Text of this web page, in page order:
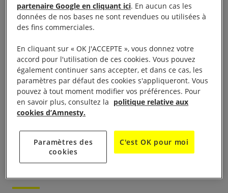
LA VIE DU GROUPE
Présentation
Fondé en 1987, notre groupe se compose de 8
membres demeurant à Meaux et dans les environs.
D’origines sociales et professionnelles diverses, nous
la défense des Droits Humains.
partenaire Google en cliquant ici. En aucun cas les
données de nos bases ne sont revendues ou utilisées à
des fins commerciales.
En cliquant sur « OK J'ACCEPTE », vous donnez votre
accord pour l'utilisation de ces cookies. Vous pouvez
également continuer sans accepter, et dans ce cas, les
paramètres par défaut des cookies s'appliqueront. Vous
pouvez à tout moment modifier vos préférences. Pour
en savoir plus, consultez la politique relative aux
cookies d’Amnesty.
Paramètres des
cookies
C'est OK pour moi